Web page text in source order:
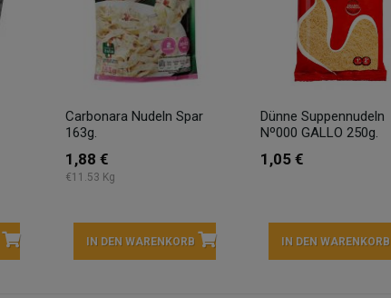
Carbonara Nudeln Spar
163g.
1,88 €
€11.53 Kg
IN DEN WARENKORB
Dünne Suppennudeln
Nº000 GALLO 250g.
1,05 €
IN DEN WARENKORB